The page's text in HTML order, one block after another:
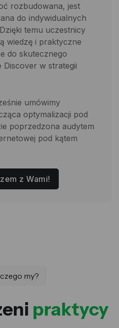
rozbudowana, jest
do indywidualnych
temu uczestnicy
wiedzę i praktyczne
do skutecznego
w strategii
umówimy
optymalizacji pod
poprzedzona audytem
pod kątem
z Wami!
my?
praktycy